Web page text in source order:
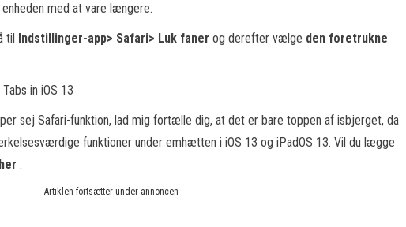
med at vare længere.
til Indstillinger-app> Safari> Luk faner og derefter vælge den foretrukne
sej Safari-funktion, lad mig fortælle dig, at det er bare toppen af isbjerget, da
funktioner under emhætten i iOS 13 og iPadOS 13. Vil du lægge
.
Artiklen fortsætter under annoncen